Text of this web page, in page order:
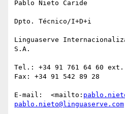
Pablo Nieto Caride
Dpto. Técnico/I+D+i
Linguaserve
S.A.
Tel.: +34 91 761 64 60 ext.
Fax: +34 91 542 89 28
E-mail:  <mailto:
pablo.nieto@linguaserve.com